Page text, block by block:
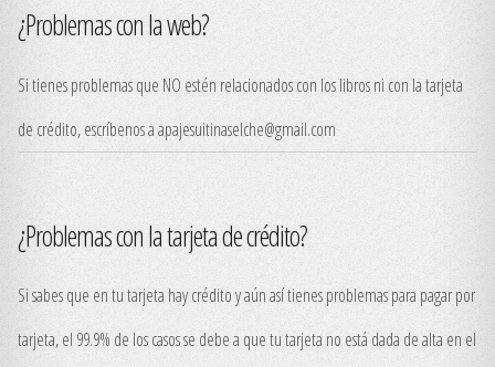
¿Problemas con la web?
Si tienes problemas que NO estén relacionados con los libros ni con la tarjeta
de crédito, escríbenos a apajesuitinaselche@gmail.com
¿Problemas con la tarjeta de crédito?
Si sabes que en tu tarjeta hay crédito y aún así tienes problemas para pagar por
tarjeta, el 99.9% de los casos se debe a que tu tarjeta no está dada de alta en el